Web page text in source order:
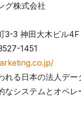
グ株式会社
3-3 神田大木ビル4F
1451
れる日本の法人デ
システムとオペレ